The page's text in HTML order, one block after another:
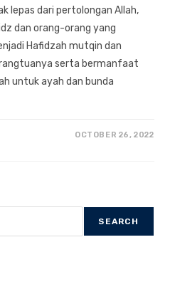
lepas dari pertolongan Allah,
dan orang-orang yang
Hafidzah mutqin dan
serta bermanfaat
untuk ayah dan bunda
OCTOBER 26, 2022
SEARCH